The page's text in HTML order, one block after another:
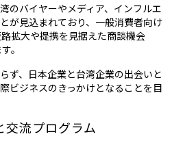
のバイヤーやメディア、インフルエ
が見込まれており、一般消費者向け
拡大や提携を見据えた商談機会
。
ず、日本企業と台湾企業の出会いと
ビジネスのきっかけとなることを目
交流プログラム